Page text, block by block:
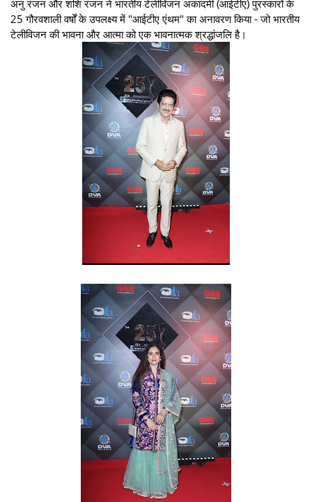
अनु रंजन और शशि रंजन ने भारतीय टेलीविजन अकादमी (आईटीए) पुरस्कारों के
25 गौरवशाली वर्षों के उपलक्ष्य में "आईटीए एंथम" का अनावरण किया - जो भारतीय
टेलीविजन की भावना और आत्मा को एक भावनात्मक श्रद्धांजलि है।